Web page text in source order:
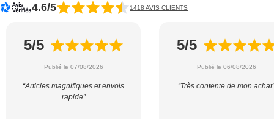
4.6/5 1418 AVIS CLIENTS
5/5
Publié le 07/08/2026
“Articles magnifiques et envois
rapide”
5/5
Publié le 06/08/2026
“Très contente de mon achat”